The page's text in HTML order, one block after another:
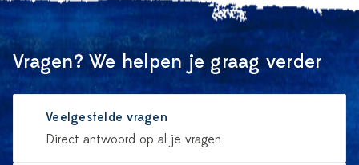
Vragen? We helpen je graag verder
Veelgestelde vragen
Direct antwoord op al je vragen